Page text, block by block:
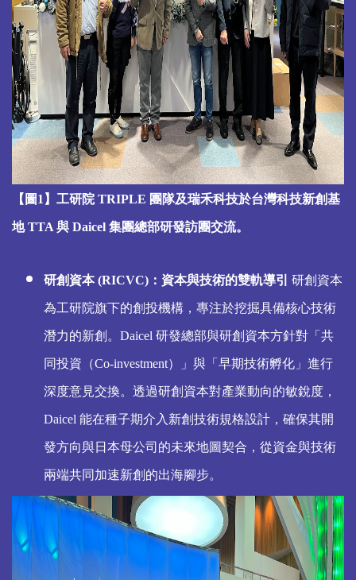
【圖1】工研院 TRIPLE 團隊及瑞禾科技於台灣科技新創基
地 TTA 與 Daicel 集團總部研發訪團交流。
研創資本 (RICVC)：資本與技術的雙軌導引 研創資本
為工研院旗下的創投機構，專注於挖掘具備核心技術
潛力的新創。Daicel 研發總部與研創資本方針對「共
同投資（Co-investment）」與「早期技術孵化」進行
深度意見交換。透過研創資本對產業動向的敏銳度，
Daicel 能在種子期介入新創技術規格設計，確保其開
發方向與日本母公司的未來地圖契合，從資金與技術
兩端共同加速新創的出海腳步。